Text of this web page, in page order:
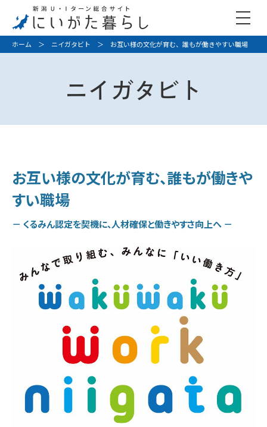
ホーム ＞ ニイガタビト ＞ お互い様の文化が育む、誰もが働きやすい職場
ニイガタビト
お互い様の文化が育む、誰もが働きや
すい職場
－ くるみん認定を契機に、人材確保と働きやすさ向上へ －